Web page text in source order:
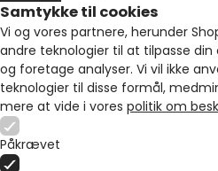
Samtykke til cookies
Vi og vores partnere, herunder
andre teknologier til at tilpasse
og foretage analyser. Vi vil ikke
teknologier til disse formål,
mere at vide i vores politik om
Påkrævet